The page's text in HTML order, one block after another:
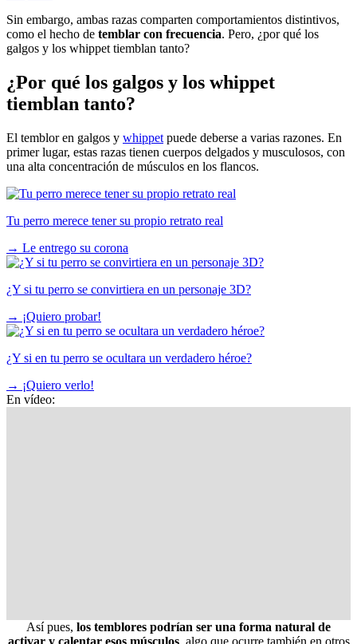
Sin embargo, ambas razas comparten comportamientos distintivos,
como el hecho de temblar con frecuencia. Pero, ¿por qué los
galgos y los whippet tiemblan tanto?
¿Por qué los galgos y los whippet
tiemblan tanto?
El temblor en galgos y whippet puede deberse a varias razones. En
primer lugar, estas razas tienen cuerpos delgados y musculosos, con
una alta concentración de músculos en los flancos.
Tu perro merece tener su propio retrato real
→ Le entrego su corona
¿Y si tu perro se convirtiera en un personaje 3D?
→ ¡Quiero probar!
¿Y si en tu perro se ocultara un verdadero héroe?
→ ¡Quiero verlo!
En vídeo:
Así pues, los temblores podrían ser una forma natural de
activar y calentar esos músculos, algo que ocurre también en otros